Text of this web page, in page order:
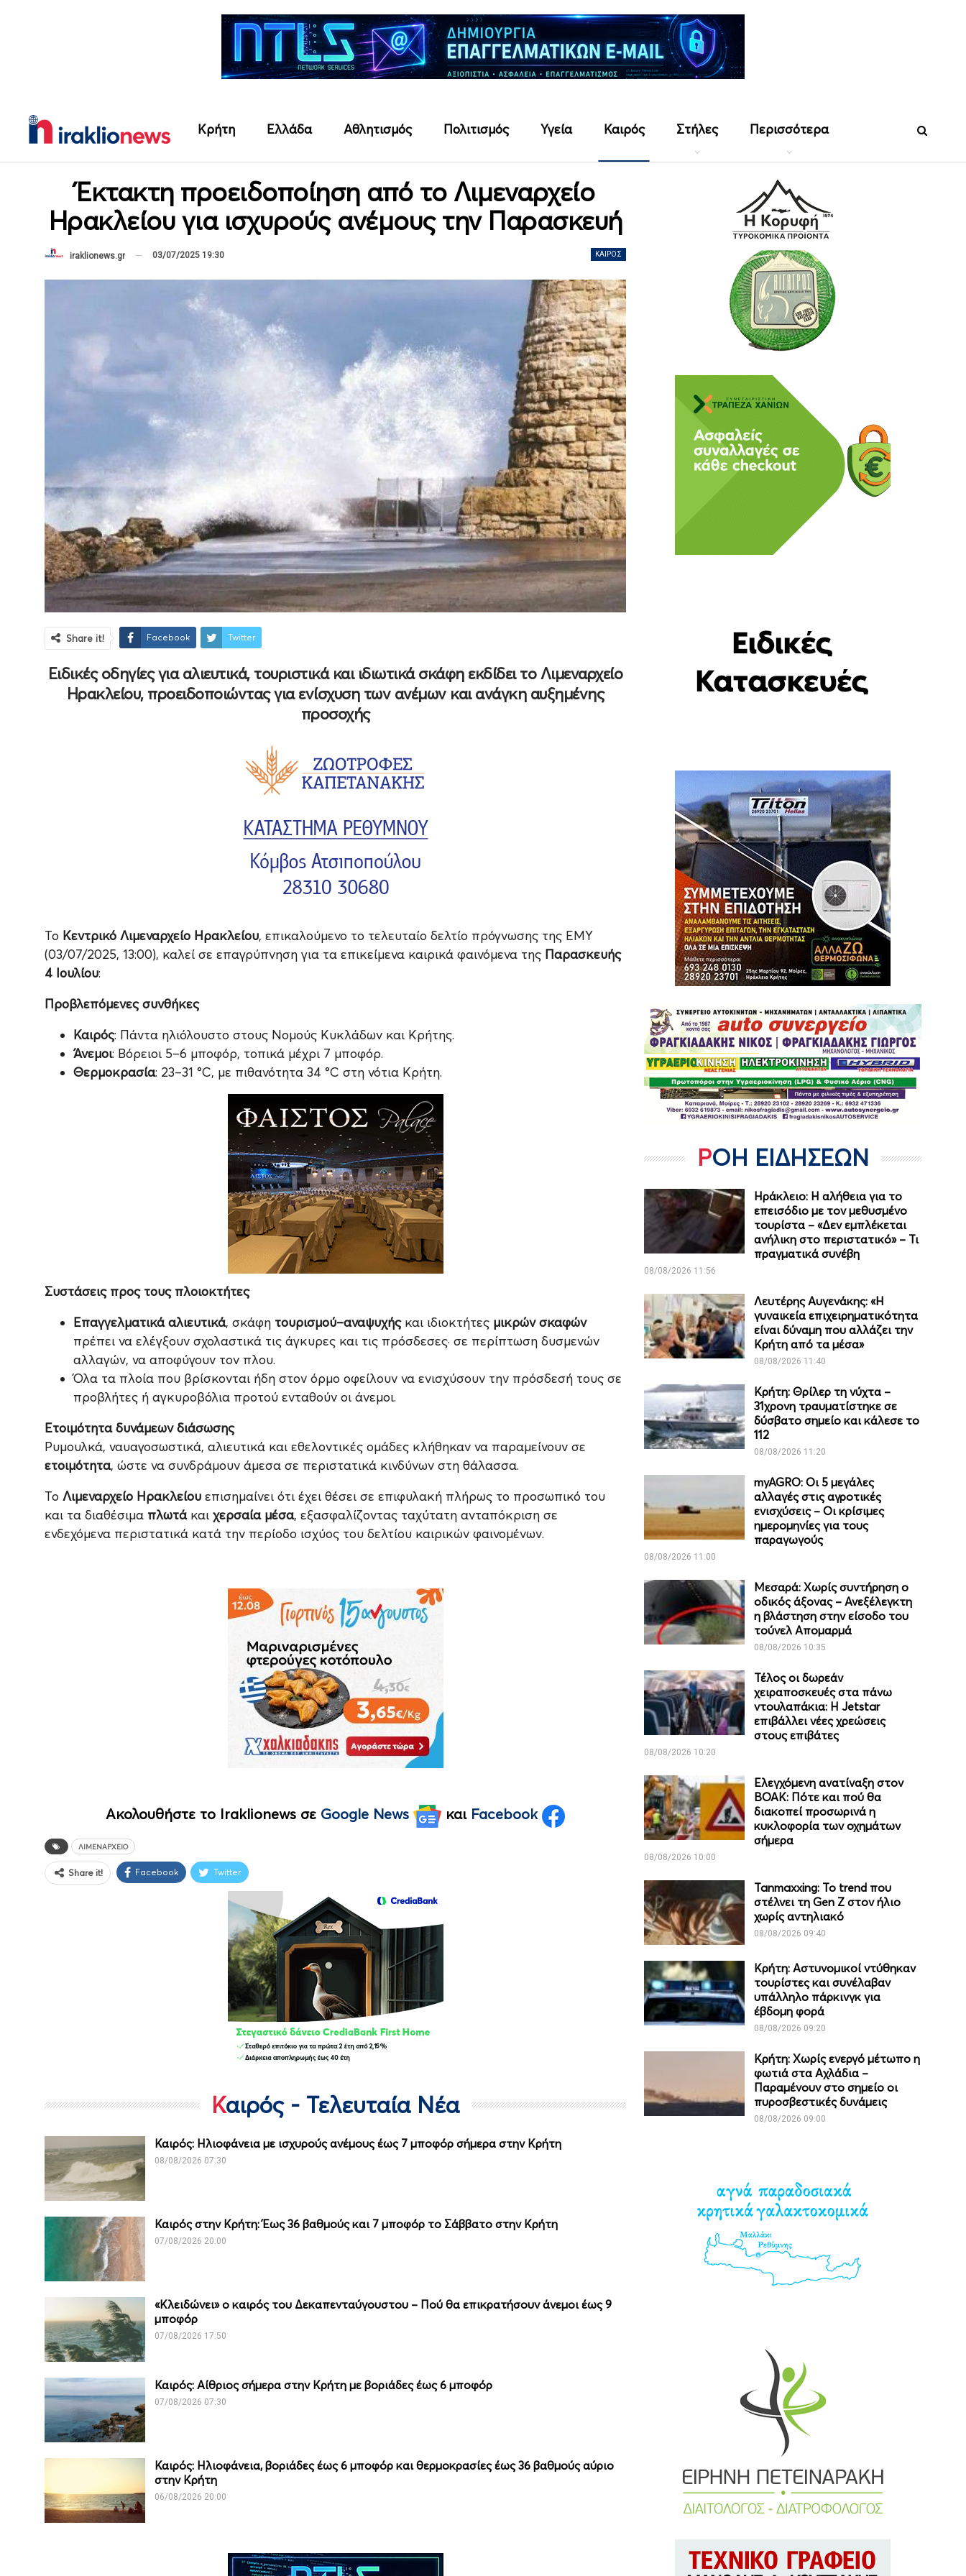
Κρήτη Ελλάδα Αθλητισμός Πολιτισμός Υγεία Καιρός Στήλες Περισσότερα
Έκτακτη προειδοποίηση από το Λιμεναρχείο
Ηρακλείου για ισχυρούς ανέμους την Παρασκευή
ΚΑΙΡΌΣ
iraklionews.gr 03/07/2025 19:30
Share it! Facebook Twitter
Ειδικές οδηγίες για αλιευτικά, τουριστικά και ιδιωτικά σκάφη εκδίδει το Λιμεναρχείο
Ηρακλείου, προειδοποιώντας για ενίσχυση των ανέμων και ανάγκη αυξημένης
προσοχής
Το Κεντρικό Λιμεναρχείο Ηρακλείου, επικαλούμενο το τελευταίο δελτίο πρόγνωσης της ΕΜΥ
(03/07/2025, 13:00), καλεί σε επαγρύπνηση για τα επικείμενα καιρικά φαινόμενα της Παρασκευής
4 Ιουλίου:
Προβλεπόμενες συνθήκες
Καιρός: Πάντα ηλιόλουστο στους Νομούς Κυκλάδων και Κρήτης.
Άνεμοι: Βόρειοι 5–6 μποφόρ, τοπικά μέχρι 7 μποφόρ.
Θερμοκρασία: 23–31 °C, με πιθανότητα 34 °C στη νότια Κρήτη.
Συστάσεις προς τους πλοιοκτήτες
Επαγγελματικά αλιευτικά, σκάφη τουρισμού–αναψυχήςκαι ιδιοκτήτες μικρών σκαφών
πρέπει να ελέγξουν σχολαστικά τις άγκυρες και τις πρόσδεσες· σε περίπτωση δυσμενών
αλλαγών, να αποφύγουν τον πλου.
Όλα τα πλοία που βρίσκονται ήδη στον όρμο οφείλουν να ενισχύσουν την πρόσδεσή τους σε
προβλήτες ή αγκυροβόλια προτού ενταθούν οι άνεμοι.
Ετοιμότητα δυνάμεων διάσωσης
Ρυμουλκά, ναυαγοσωστικά, αλιευτικά και εθελοντικές ομάδες κλήθηκαν να παραμείνουν σε
ετοιμότητα, ώστε να συνδράμουν άμεσα σε περιστατικά κινδύνων στη θάλασσα.
Το Λιμεναρχείο Ηρακλείου επισημαίνει ότι έχει θέσει σε επιφυλακή πλήρως το προσωπικό του
και τα διαθέσιμα πλωτάκαι χερσαία μέσα, εξασφαλίζοντας ταχύτατη ανταπόκριση σε
ενδεχόμενα περιστατικά κατά την περίοδο ισχύος του δελτίου καιρικών φαινομένων.
Ακολουθήστε το Iraklionews σε Google News και Facebook
ΛΙΜΕΝΑΡΧΕΊΟ
Share it! Facebook Twitter
Καιρός - Τελευταία Νέα
Καιρός: Ηλιοφάνεια με ισχυρούς ανέμους έως 7 μποφόρ σήμερα στην Κρήτη
08/08/2026 07:30
Καιρός στην Κρήτη: Έως 36 βαθμούς και 7 μποφόρ το Σάββατο στην Κρήτη
07/08/2026 20:00
«Κλειδώνει» ο καιρός του Δεκαπενταύγουστου – Πού θα επικρατήσουν άνεμοι έως 9
μποφόρ
07/08/2026 17:50
Καιρός: Αίθριος σήμερα στην Κρήτη με βοριάδες έως 6 μποφόρ
07/08/2026 07:30
Καιρός: Ηλιοφάνεια, βοριάδες έως 6 μποφόρ και θερμοκρασίες έως 36 βαθμούς αύριο
στην Κρήτη
06/08/2026 20:00
ΡΟΗ ΕΙΔΗΣΕΩΝ
Ηράκλειο: Η αλήθεια για το
επεισόδιο με τον μεθυσμένο
τουρίστα – «Δεν εμπλέκεται
ανήλικη στο περιστατικό» – Τι
πραγματικά συνέβη
08/08/2026 11:56
Λευτέρης Αυγενάκης: «Η
γυναικεία επιχειρηματικότητα
είναι δύναμη που αλλάζει την
Κρήτη από τα μέσα»
08/08/2026 11:40
Κρήτη: Θρίλερ τη νύχτα –
31χρονη τραυματίστηκε σε
δύσβατο σημείο και κάλεσε το
112
08/08/2026 11:20
myAGRO: Οι 5 μεγάλες
αλλαγές στις αγροτικές
ενισχύσεις – Οι κρίσιμες
ημερομηνίες για τους
παραγωγούς
08/08/2026 11:00
Μεσαρά: Χωρίς συντήρηση ο
οδικός άξονας – Ανεξέλεγκτη
η βλάστηση στην είσοδο του
τούνελ Απομαρμά
08/08/2026 10:35
Τέλος οι δωρεάν
χειραποσκευές στα πάνω
ντουλαπάκια: Η Jetstar
επιβάλλει νέες χρεώσεις
στους επιβάτες
08/08/2026 10:20
Ελεγχόμενη ανατίναξη στον
ΒΟΑΚ: Πότε και πού θα
διακοπεί προσωρινά η
κυκλοφορία των οχημάτων
σήμερα
08/08/2026 10:00
Tanmaxxing: To trend που
στέλνει τη Gen Z στον ήλιο
χωρίς αντηλιακό
08/08/2026 09:40
Κρήτη: Αστυνομικοί ντύθηκαν
τουρίστες και συνέλαβαν
υπάλληλο πάρκινγκ για
έβδομη φορά
08/08/2026 09:20
Κρήτη: Χωρίς ενεργό μέτωπο η
φωτιά στα Αχλάδια –
Παραμένουν στο σημείο οι
πυροσβεστικές δυνάμεις
08/08/2026 09:00